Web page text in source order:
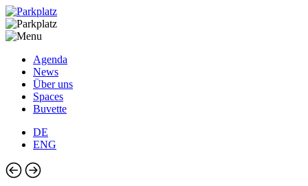
Agenda
News
Über uns
Spaces
Buvette
DE
ENG